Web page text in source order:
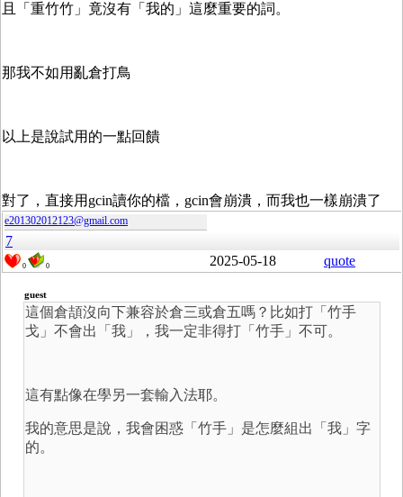
且「重竹竹」竟沒有「我的」這麼重要的詞。
那我不如用亂倉打鳥
以上是說試用的一點回饋
對了，直接用gcin讀你的檔，gcin會崩潰，而我也一樣崩潰了
e201302012123@gmail.com
7
0 0 2025-05-18 quote
guest
這個倉頡沒向下兼容於倉三或倉五嗎？比如打「竹手
戈」不會出「我」，我一定非得打「竹手」不可。
這有點像在學另一套輸入法耶。
我的意思是說，我會困惑「竹手」是怎麼組出「我」字
的。